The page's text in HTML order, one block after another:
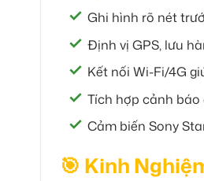
Ghi hình rõ nét
Định vị GPS, lưu
Kết nối Wi-Fi/4G
Tích hợp cảnh báo
Cảm biến Sony
🎯 Kinh